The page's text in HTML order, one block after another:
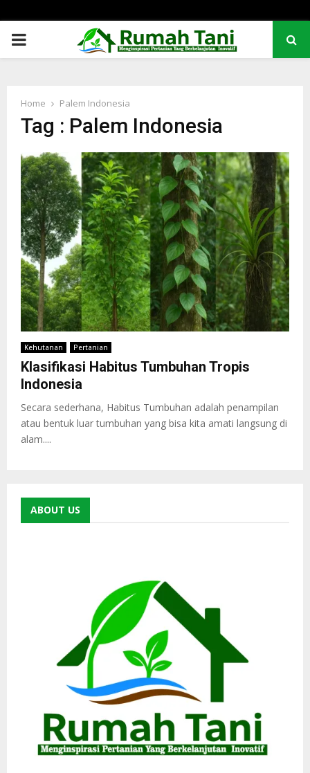
PRIMARY
Home Palem Indonesia
Tag : Palem Indonesia
Kehutanan Pertanian
Klasifikasi Habitus Tumbuhan Tropis
Indonesia
Secara sederhana, Habitus Tumbuhan adalah penampilan
atau bentuk luar tumbuhan yang bisa kita amati langsung di
alam....
ABOUT US